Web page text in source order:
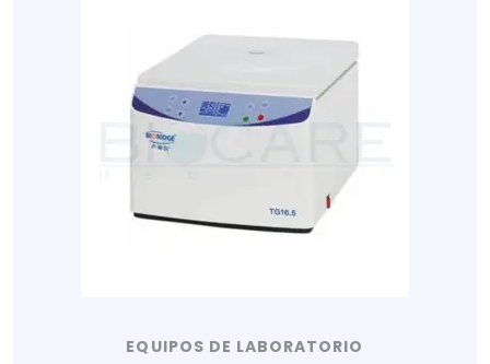
EQUIPOS DE LABORATORIO